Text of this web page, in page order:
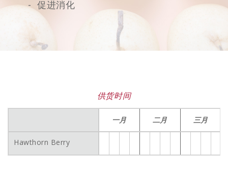
促进消化
供货时间
一月 二月 三月
Hawthorn Berry